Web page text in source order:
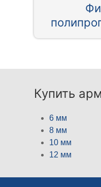
Купить
6 мм
8 мм
10 мм
12 мм